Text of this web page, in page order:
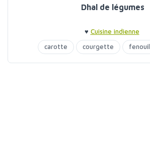
Dhal de légumes
♥ Cuisine indienne
carotte
courgette fenouil
poireaux